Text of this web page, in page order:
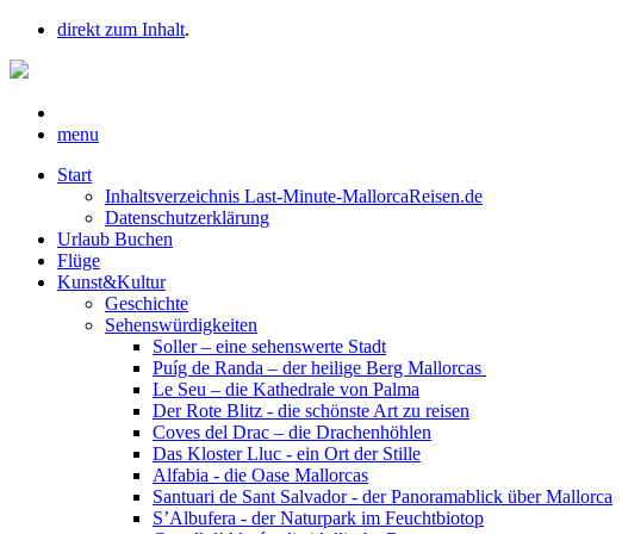
direkt zum Inhalt.
menu
Start
Inhaltsverzeichnis Last-Minute-MallorcaReisen.de
Datenschutzerklärung
Urlaub Buchen
Flüge
Kunst&Kultur
Geschichte
Sehenswürdigkeiten
Soller – eine sehenswerte Stadt
Puíg de Randa – der heilige Berg Mallorcas
Le Seu – die Kathedrale von Palma
Der Rote Blitz - die schönste Art zu reisen
Coves del Drac – die Drachenhöhlen
Das Kloster Lluc - ein Ort der Stille
Alfabia - die Oase Mallorcas
Santuari de Sant Salvador - der Panoramablick über Mallorca
S’Albufera - der Naturpark im Feuchtbiotop